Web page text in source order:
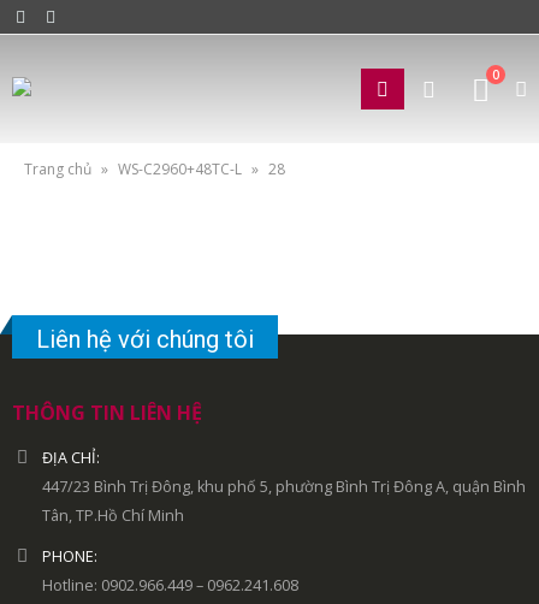
0
Trang chủ » WS-C2960+48TC-L » 28
Liên hệ với chúng tôi
THÔNG TIN LIÊN HỆ
ĐỊA CHỈ:
447/23 Bình Trị Đông, khu phố 5, phường Bình Trị Đông A, quận Bình
Tân, TP.Hồ Chí Minh
PHONE:
Hotline: 0902.966.449 – 0962.241.608